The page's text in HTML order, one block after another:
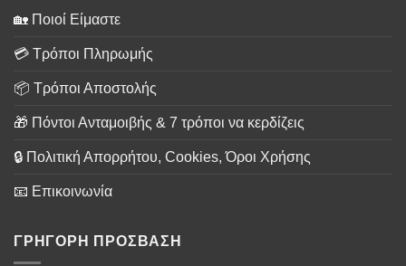
🏡 Ποιοί Είμαστε
💳 Τρόποι Πληρωμής
📦 Τρόποι Αποστολής
🎁 Πόντοι Ανταμοιβής & 7 τρόποι να κερδίζεις
🔒 Πολιτική Απορρήτου, Cookies, Όροι Χρήσης
📧 Επικοινωνία
ΓΡΗΓΟΡΗ ΠΡΟΣΒΑΣΗ